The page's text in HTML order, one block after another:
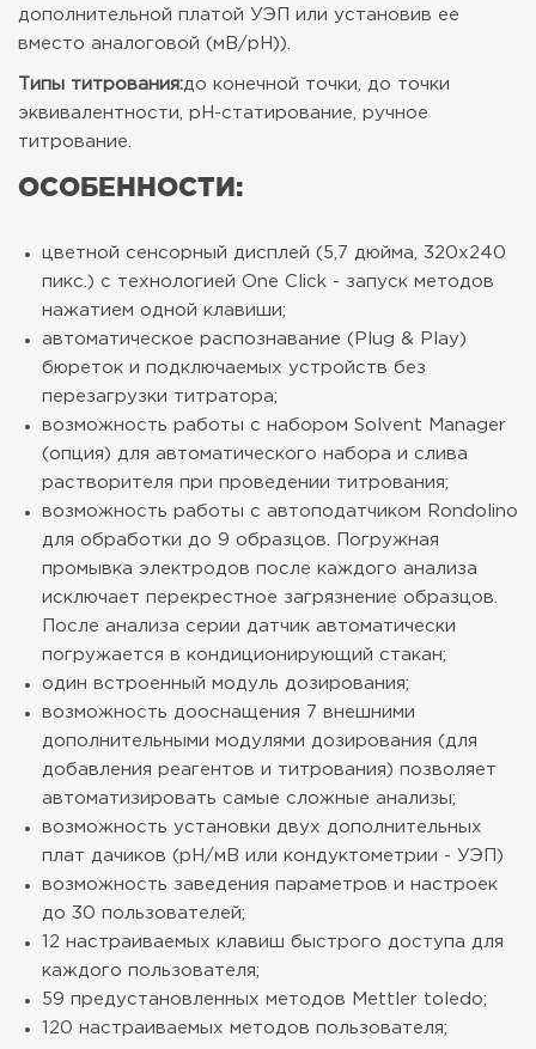
дополнительной платой УЭП или установив ее
вместо аналоговой (мВ/рН)).
Типы титрования:до конечной точки, до точки
эквивалентности, рН-статирование, ручное
титрование.
ОСОБЕННОСТИ:
цветной сенсорный дисплей (5,7 дюйма, 320х240
пикс.) с технологией One Click - запуск методов
нажатием одной клавиши;
автоматическое распознавание (Plug & Play)
бюреток и подключаемых устройств без
перезагрузки титратора;
возможность работы с набором Solvent Manager
(опция) для автоматического набора и слива
растворителя при проведении титрования;
возможность работы с автоподатчиком Rondolino
для обработки до 9 образцов. Погружная
промывка электродов после каждого анализа
исключает перекрестное загрязнение образцов.
После анализа серии датчик автоматически
погружается в кондиционирующий стакан;
один встроенный модуль дозирования;
возможность дооснащения 7 внешними
дополнительными модулями дозирования (для
добавления реагентов и титрования) позволяет
автоматизировать самые сложные анализы;
возможность установки двух дополнительных
плат дачиков (рН/мВ или кондуктометрии - УЭП)
возможность заведения параметров и настроек
до 30 пользователей;
12 настраиваемых клавиш быстрого доступа для
каждого пользователя;
59 предустановленных методов Mettler toledo;
120 настраиваемых методов пользователя;